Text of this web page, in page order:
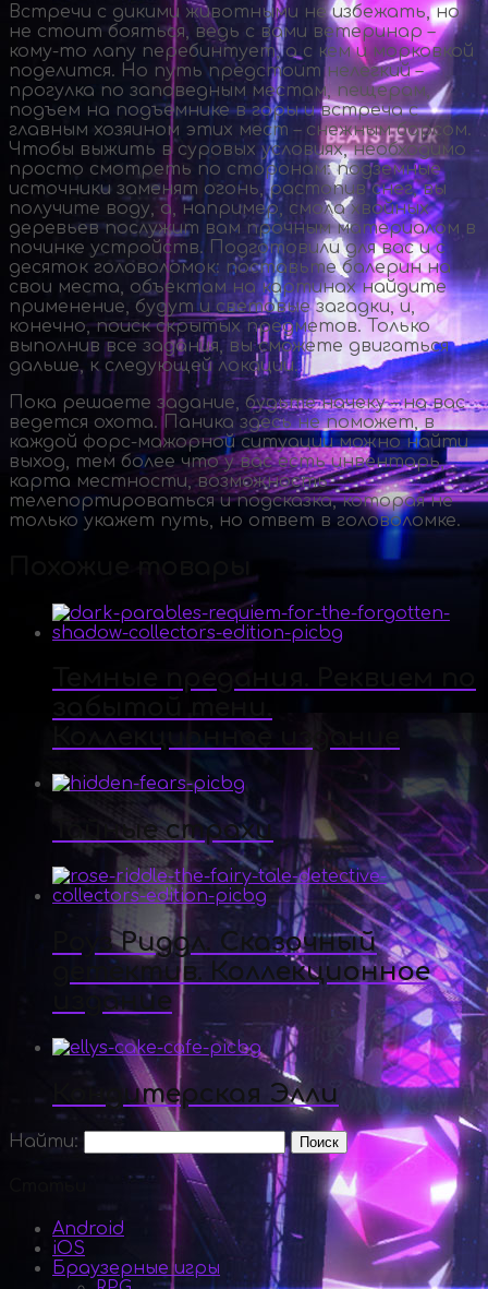
Встречи с дикими животными не избежать, но
не стоит бояться, ведь с вами ветеринар –
кому-то лапу перебинтует, а с кем и морковкой
поделится. Но путь предстоит нелегкий –
прогулка по заповедным местам, пещерам,
подъем на подъемнике в горы и встреча с
главным хозяином этих мест – снежным барсом.
Чтобы выжить в суровых условиях, необходимо
просто смотреть по сторонам: подземные
источники заменят огонь, растопив снег, вы
получите воду, а, например, смола хвойных
деревьев послужит вам прочным материалом в
починке устройств. Подготовили для вас и с
десяток головоломок: поставьте балерин на
свои места, объектам на картинах найдите
применение, будут и световые загадки, и,
конечно, поиск скрытых предметов. Только
выполнив все задания, вы сможете двигаться
дальше, к следующей локации.
Пока решаете задание, будьте начеку – на вас
ведется охота. Паника здесь не поможет, в
каждой форс-мажорнойситуации можно найти
выход, тем более что у вас есть инвентарь,
карта местности, возможность
телепортироваться и подсказка, которая не
только укажет путь, но ответ в головоломке.
Тайные страхи
Роуз Риддл. Сказочный
детектив. Коллекционное
издание
Кондитерская Элли
Найти:
Android
iOS
Браузерные игры